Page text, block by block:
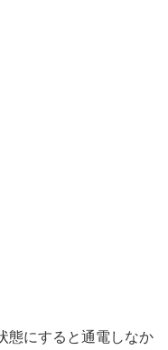
態にすると通電しなか